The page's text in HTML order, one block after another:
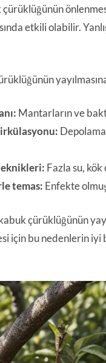
etkili olabilir.
Mantarların ve
Depolama
Fazla su,
temas: Enfekte
çürüklüğünün
için bu nedenlerin iyi